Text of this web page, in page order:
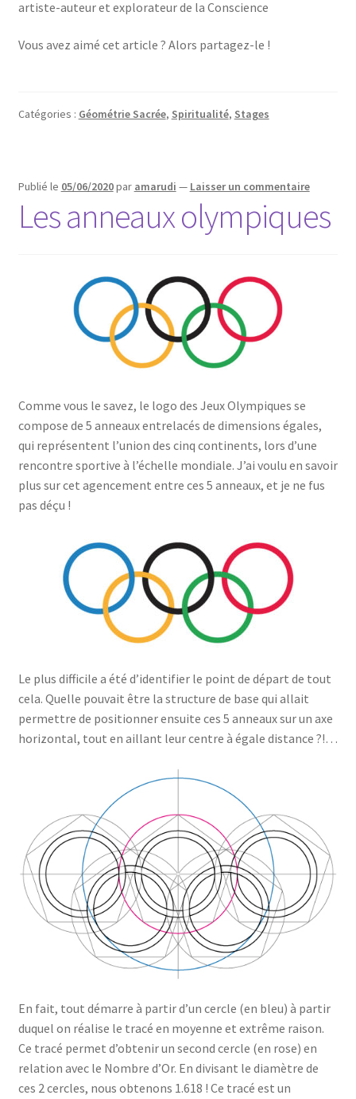
artiste-auteur et explorateur de la Conscience
Vous avez aimé cet article ? Alors partagez-le !
Catégories : Géométrie Sacrée, Spiritualité, Stages
Publié le 05/06/2020par amarudi — Laisser un commentaire
Les anneaux olympiques
Comme vous le savez, le logo des Jeux Olympiques se
compose de 5 anneaux entrelacés de dimensions égales,
qui représentent l’union des cinq continents, lors d’une
rencontre sportive à l’échelle mondiale. J’ai voulu en savoir
plus sur cet agencement entre ces 5 anneaux, et je ne fus
pas déçu !
Le plus difficile a été d’identifier le point de départ de tout
cela. Quelle pouvait être la structure de base qui allait
permettre de positionner ensuite ces 5 anneaux sur un axe
horizontal, tout en aillant leur centre à égale distance ?!…
En fait, tout démarre à partir d’un cercle (en bleu) à partir
duquel on réalise le tracé en moyenne et extrême raison.
Ce tracé permet d’obtenir un second cercle (en rose) en
relation avec le Nombre d’Or. En divisant le diamètre de
ces 2 cercles, nous obtenons 1.618 ! Ce tracé est un